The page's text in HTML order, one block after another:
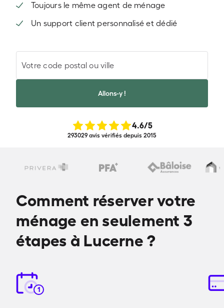
Toujours le même agent de ménage
Un support client personnalisé et dédié
Votre code postal ou ville
Allons-y !
4.6/5
293029 avis vérifiés depuis 2015
Comment réserver votre
ménage en seulement 3
étapes à Lucerne ?
1